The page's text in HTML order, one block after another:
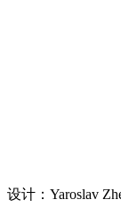
设计：Yaroslav